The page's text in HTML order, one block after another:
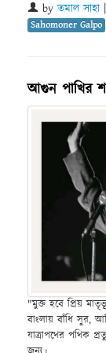
byতমাল সাহা
Sahomoner Galpo
আগুন পাখির
"মুক্ত হবে প্রিয়
বাংলায় বাঁধি সুর,
যাত্রাপথের পথিক